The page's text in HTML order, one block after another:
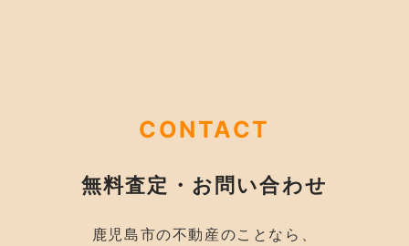
CONTACT
無料査定・お問い合わせ
鹿児島市の不動産のことなら、